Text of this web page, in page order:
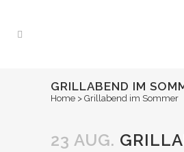
GRILLABEND IM
Home > Grillabend im Sommer
23 AUG.